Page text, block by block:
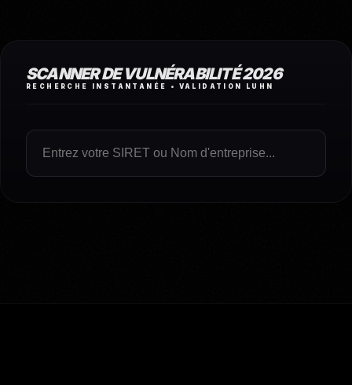
SCANNER DE VULNÉRABILITÉ 2026
RECHERCHE INSTANTANÉE • VALIDATION LUHN